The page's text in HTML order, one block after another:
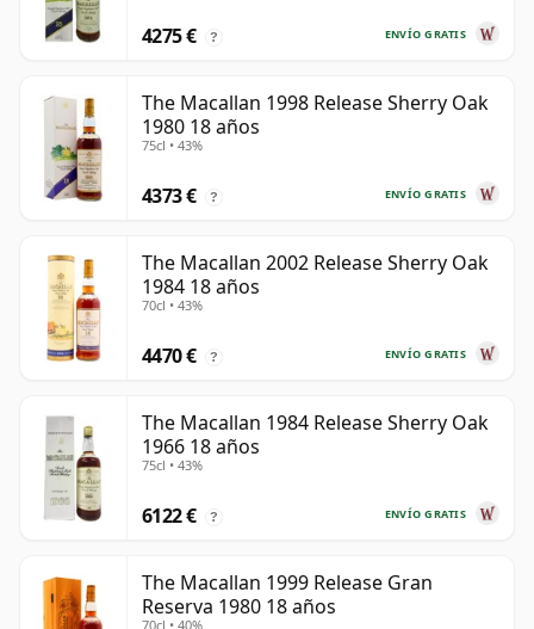
ENVÍO GRATIS
4275 € ?
The Macallan 1998 Release Sherry Oak
1980 18 años
75cl • 43%
ENVÍO GRATIS
4373 € ?
The Macallan 2002 Release Sherry Oak
1984 18 años
70cl • 43%
ENVÍO GRATIS
4470 € ?
The Macallan 1984 Release Sherry Oak
1966 18 años
75cl • 43%
ENVÍO GRATIS
6122 € ?
The Macallan 1999 Release Gran
Reserva 1980 18 años
70cl • 40%